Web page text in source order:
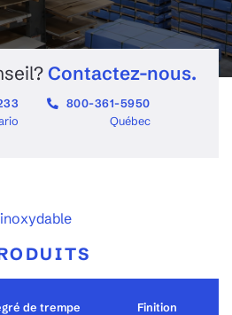
Contactez-nous.
800-361-5950
Québec
de trempe Finition